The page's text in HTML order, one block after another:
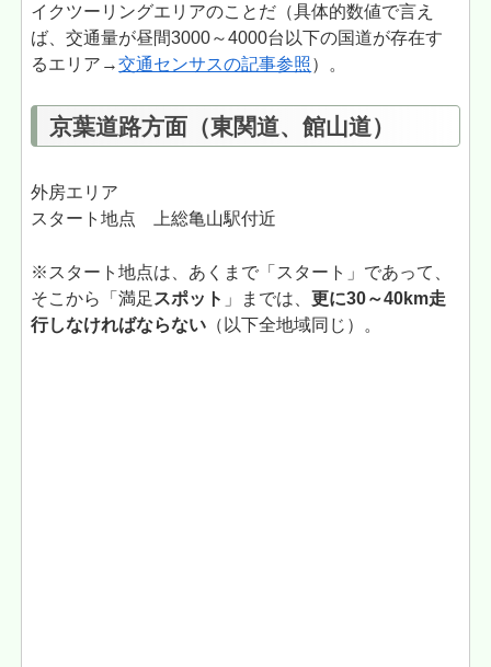
イクツーリングエリアのことだ（具体的数値で言え
ば、交通量が昼間3000～4000台以下の国道が存在す
るエリア→交通センサスの記事参照）。
京葉道路方面（東関道、館山道）
外房エリア
スタート地点 上総亀山駅付近
※スタート地点は、あくまで「スタート」であって、
そこから「満足 スポット 」までは、更に30～40km走
行しなければならない （以下全地域同じ）。